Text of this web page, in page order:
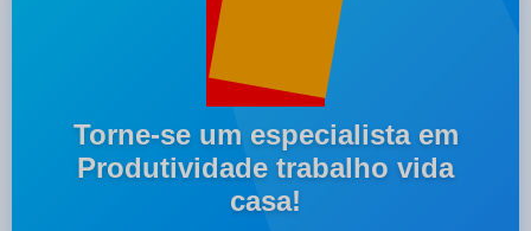
Torne-se um especialista em
Produtividade trabalho vida
casa!